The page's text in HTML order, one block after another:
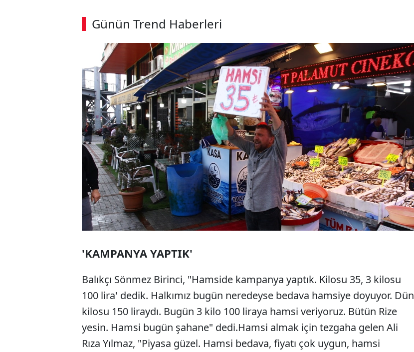
Günün Trend Haberleri
SÖZCÜ SON DAKİKA
'KAMPANYA YAPTIK'
Balıkçı Sönmez Birinci, "Hamside kampanya yaptık. Kilosu 35, 3 kilosu
100 lira' dedik. Halkımız bugün neredeyse bedava hamsiye doyuyor. Dün
kilosu 150 liraydı. Bugün 3 kilo 100 liraya hamsi veriyoruz. Bütün Rize
yesin. Hamsi bugün şahane" dedi.Hamsi almak için tezgaha gelen Ali
Rıza Yılmaz, "Piyasa güzel. Hamsi bedava, fiyatı çok uygun, hamsi